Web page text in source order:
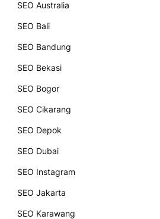
SEO Australia
SEO Bali
SEO Bandung
SEO Bekasi
SEO Bogor
SEO Cikarang
SEO Depok
SEO Dubai
SEO Instagram
SEO Jakarta
SEO Karawang